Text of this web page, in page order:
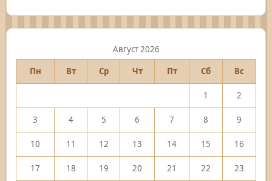
Август 2026
Пн
Вт Ср Чт Пт Сб Вс
1 2
3 4 5 6 7 8 9
10 11 12 13 14 15 16
17 18 19 20 21 22 23